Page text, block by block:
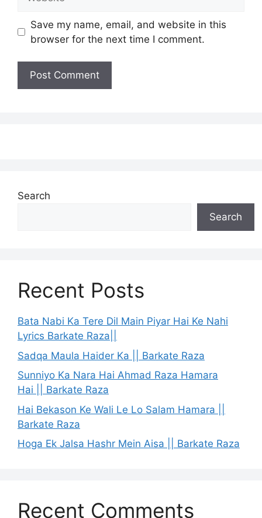
Save my name, email, and website in this
browser for the next time I comment.
Search
Search
Recent Posts
Bata Nabi Ka Tere Dil Main Piyar Hai Ke Nahi
Lyrics Barkate Raza||
Sadqa Maula Haider Ka || Barkate Raza
Sunniyo Ka Nara Hai Ahmad Raza Hamara
Hai || Barkate Raza
Hai Bekason Ke Wali Le Lo Salam Hamara ||
Barkate Raza
Hoga Ek Jalsa Hashr Mein Aisa || Barkate Raza
Recent Comments